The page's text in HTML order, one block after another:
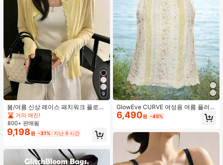
9
봄/여름 신상 레이스 패치워크 플로럴
트림 소프트 니트 가디건 경량 재킷 탑
여성용, 코티지코어 옐로우
거의 매진!
800+ 판매됨
9,198원 -31% 지난 9 시간
GlowEve CURVE 여성용 여름 플러스
사이즈 우아한 니치 레이스 트림 루즈
캐주얼 디자인 캐미솔 탱크탑
6,490원 -45%